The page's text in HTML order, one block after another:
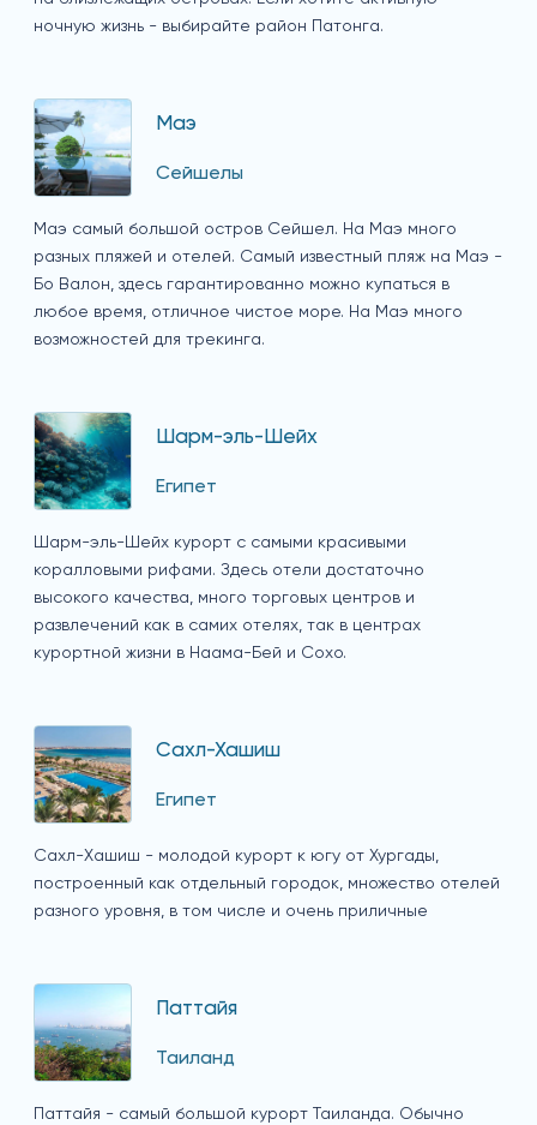
ночную жизнь - выбирайте район Патонга.
Маэ
Сейшелы
Маэ самый большой остров Сейшел. На Маэ много
разных пляжей и отелей. Самый известный пляж на Маэ -
Бо Валон, здесь гарантированно можно купаться в
любое время, отличное чистое море. На Маэ много
возможностей для трекинга.
Шарм-эль-Шейх
Египет
Шарм-эль-Шейх курорт с самыми красивыми
коралловыми рифами. Здесь отели достаточно
высокого качества, много торговых центров и
развлечений как в самих отелях, так в центрах
курортной жизни в Наама-Бей и Сохо.
Сахл-Хашиш
Египет
Сахл-Хашиш - молодой курорт к югу от Хургады,
построенный как отдельный городок, множество отелей
разного уровня, в том числе и очень приличные
Паттайя
Таиланд
Паттайя - самый большой курорт Таиланда. Обычно